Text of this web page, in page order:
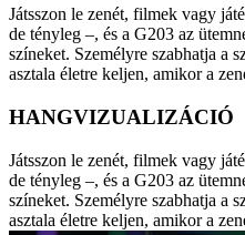
Játsszon le zenét, filmek vagy
de tényleg –, és a G203 az
színeket. Személyre szabhatja a
asztala életre keljen, amikor a
HANGVIZUALIZÁCIÓ
Játsszon le zenét, filmek vagy
de tényleg –, és a G203 az
színeket. Személyre szabhatja a
asztala életre keljen, amikor a